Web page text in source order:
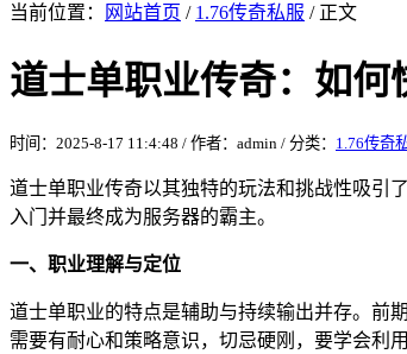
当前位置： 网站首页 / 1.76传奇私服 / 正文
道士单职业传奇：如何
时间：2025-8-17 11:4:48 / 作者：admin / 分类： 1.76传奇
道士单职业传奇以其独特的玩法和挑战性吸引
入门并最终成为服务器的霸主。
一、职业理解与定位
道士单职业的特点是辅助与持续输出并存。前
需要有耐心和策略意识，切忌硬刚，要学会利